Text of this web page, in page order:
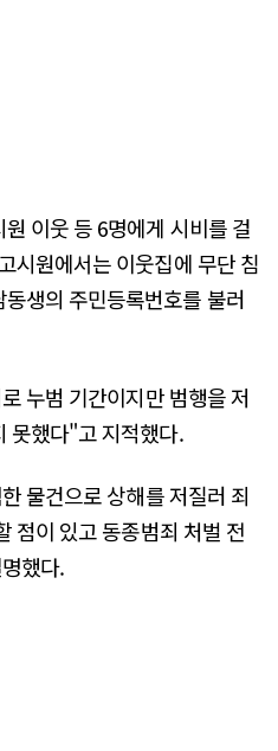
이웃 등 6명에게 시비를 걸
시원에서는 이웃집에 무단 침
생의 주민등록번호를 불러
누범 기간이지만 범행을 저
못했다"고 지적했다.
물건으로 상해를 저질러 죄
점이 있고 동종범죄 처벌 전
했다.